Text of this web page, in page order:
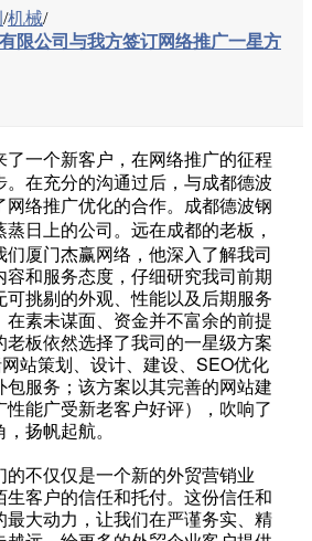
/机械/
限公司与我方签订网络推广一星方
一个新客户，在网络推广的征程
。在充分的沟通过后，与成都德波
网络推广优化的合作。成都德波钢
日上的公司 。远在成都的老板，
厦门杰赢网络，他深入了解我司
容和服务态度，仔细研究我司前期
可挑剔的外观、性能以及后期服务
在素未谋面、资金并不富余的前提
板依然选择了我司的一星级方案
站策划、设计、建设、SEO优化
服务；该方案以其完善的网站建
能广受新老客户好评），吹响了
扬帆起航。
不仅仅是一个新的外贸营销业
客户的信任和托付。这份信任和
大动力，让我们在严谨务实、精